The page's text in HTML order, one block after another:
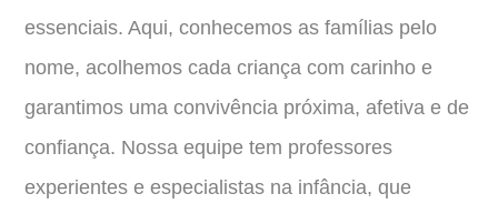
essenciais. Aqui, conhecemos as famílias pelo
nome, acolhemos cada criança com carinho e
garantimos uma convivência próxima, afetiva e de
confiança. Nossa equipe tem professores
experientes e especialistas na infância, que